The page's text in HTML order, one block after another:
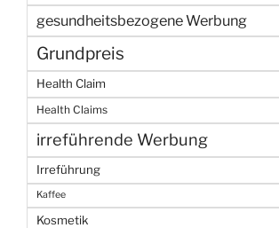
gesundheitsbezogene Werbung
Grundpreis
Health Claim
Health Claims
irreführende Werbung
Irreführung
Kaffee
Kosmetik